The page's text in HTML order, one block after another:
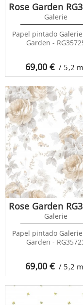
69,00€ / 5,2
Rose Garden
Galerie
Papel pintado Galerie
Garden -
69,00€ / 5,2
Rose Garden
Galerie
Papel pintado Galerie
Garden -